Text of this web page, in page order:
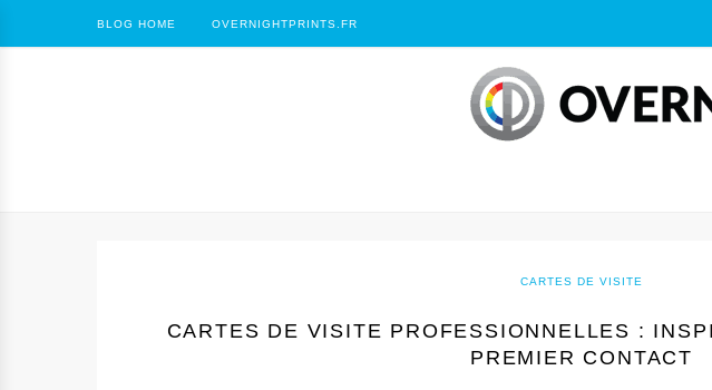
BLOG HOME OVERNIGHTPRINTS.FR
CARTES DE VISITE
CARTES DE VISITE PROFESSIONNELLES :
PREMIER CONTACT